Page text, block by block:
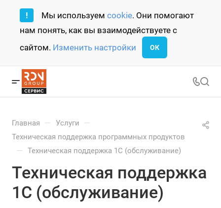
! Мы используем cookie. Они помогают
нам понять, как вы взаимодействуете с
сайтом. Изменить настройки ОК
Главная — Услуги —
Техническая поддержка программных продуктов
— Техническая поддержка 1С (обслуживание)
Техническая поддержка
1С (обслуживание)